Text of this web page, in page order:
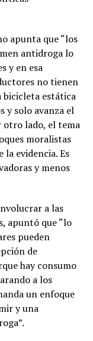
apunta que “los
antidroga lo
y en esa
no tienen
bicicleta estática
y solo avanza el
otro lado, el tema
moralistas
la evidencia. Es
y menos
a las
apuntó que “lo
pueden
de
hay consumo
a los
un enfoque
y una